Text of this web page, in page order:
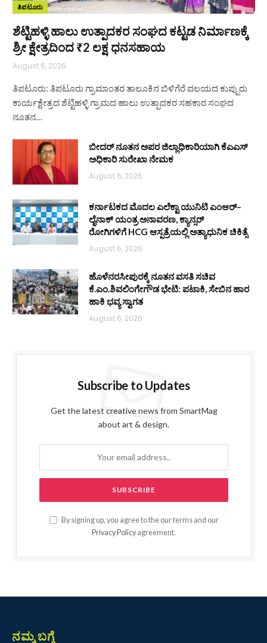
ತಿಪಟೂರು
ಶೆಟ್ಟಿಹಳ್ಳಿ ಹಾಲು ಉತ್ಪಾದಕರ ಸಂಘದ ಕಟ್ಟಡ ನಿರ್ಮಾಣಕ್ಕೆ
ಶ್ರೀ ಕ್ಷೇತ್ರದಿಂದ ₹2 ಲಕ್ಷ ಧನಸಹಾಯ
August 6, 2026
ತಿಪಟೂರು: ತಿಪಟೂರು ಗ್ರಾಮಾಂತರ ತಾಲೂಕಿನ ಬಿಳಿಗೆರೆ ವಲಯದ ಕುಪ್ಪುರು
ಕಾರ್ಯಕ್ಷೇತ್ರದ ಶೆಟ್ಟಿಹಳ್ಳಿ ಗ್ರಾಮದ ಹಾಲು ಉತ್ಪಾದಕರ ಸಹಕಾರ ಸಂಘದ
ನೂತನ…
ಬೀದರ್ ನೂತನ ಅಪರ ಜಿಲ್ಲಾಧಿಕಾರಿಯಾಗಿ ಕೆಎಎಸ್
ಅಧಿಕಾರಿ ಸುರೇಖಾ ನೇಮಕ
August 6, 2026
ಕರ್ನಾಟಕದ ಮೊದಲ ಎಲೆಕ್ಟಾ ಯುನಿಟಿ ಎಂಆರ್–
ಲೈನಾಕ್ ಯಂತ್ರ ಅನಾವರಣ, ಕ್ಯಾನ್ಸರ್
ರೋಗಿಗಳಿಗೆ HCG ಆಸ್ಪತ್ರೆಯಲ್ಲಿ ಅತ್ಯಾಧುನಿಕ ಚಿಕಿತ್ಸೆ
August 6, 2026
ಹೊಳೆನರಸೀಪುರಕ್ಕೆ ನೂತನ ವಸತಿ ಸಚಿವ
ಕೆ.ಎಂ.ಶಿವಲಿಂಗೇಗೌಡ ಭೇಟಿ: ಪಟಾಕಿ, ಸೇಬಿನ ಹಾರ
ಹಾಕಿ ಭವ್ಯ ಸ್ವಾಗತ
August 6, 2026
Subscribe to Updates
Get the latest creative news from SmartMag
about art & design.
By signing up, you agree to the our terms and our
Privacy Policy agreement.
ನಮ್ಮ ಬಗ್ಗೆ